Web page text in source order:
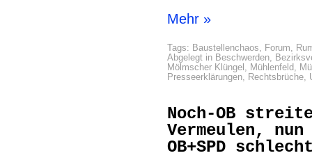
Mehr »
Tags: Baustellenchaos, Forum,
Abgelegt in Beschwerden,
Mölmscher Klüngel , Mühlenfeld,
Presseerklärungen, Rechtsbrüche,
Noch-OB
Vermeulen,
OB+SPD